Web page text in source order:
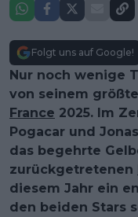
Folgt uns auf Google!
Nur noch wenige
von seinem
France 2025. Im
Pogacar und
das begehrte
zurückgetretenen
diesem Jahr ein
den beiden Stars